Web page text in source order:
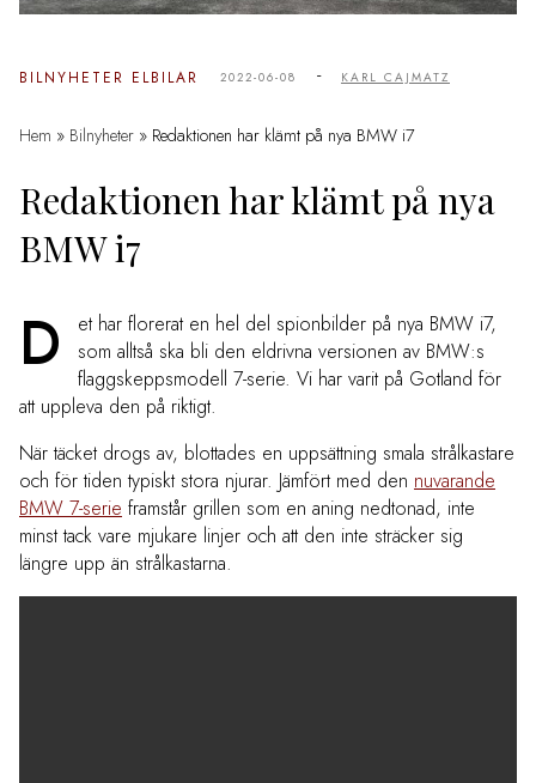
BILNYHETER ELBILAR 2022-06-08 - KARL CAJMATZ
Hem » Bilnyheter » Redaktionen har klämt på nya BMW i7
Redaktionen har klämt på nya
BMW i7
D
et har florerat en hel del spionbilder på nya BMW i7,
som alltså ska bli den eldrivna versionen av BMW:s
flaggskeppsmodell 7-serie. Vi har varit på Gotland för
att uppleva den på riktigt.
När täcket drogs av, blottades en uppsättning smala strålkastare
och för tiden typiskt stora njurar. Jämfört med den nuvarande
BMW 7-serie framstår grillen som en aning nedtonad, inte
minst tack vare mjukare linjer och att den inte sträcker sig
längre upp än strålkastarna.